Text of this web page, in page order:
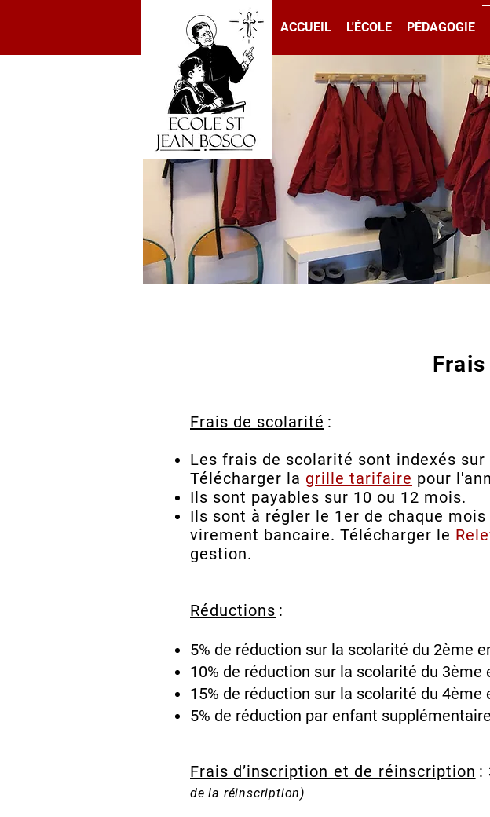
ACCUEIL L'ÉCOLE PÉDAGOGIE
Frais de scolarité :
Les frais de scolarité sont indexés
Télécharger la grille tarifaire pour
Ils sont payables sur 10 ou 12 mois.
Ils sont à régler le 1er de chaque
virement bancaire. Télécharger le
gestion.
Réductions :
5% de réduction sur la scolarité du 2ème
10% de réduction sur la scolarité du 3ème
15% de réduction sur la scolarité du 4ème
5% de réduction par enfant supplémentaire
Frais d’inscription et de réinscription :
de la réinscription)